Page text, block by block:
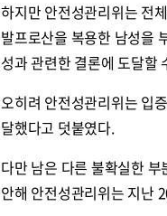
하지만 안전성관리위는 전
발프로산을 복용한 남성을
성과 관련한 결론에 도달할
오히려 안전성관리위는 입
달했다고 덧붙였다.
다만 남은 다른 불확실한
안해 안전성관리위는 지난